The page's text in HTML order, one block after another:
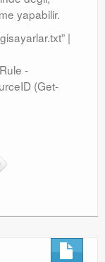
yapabilir.
|
-
(Get-